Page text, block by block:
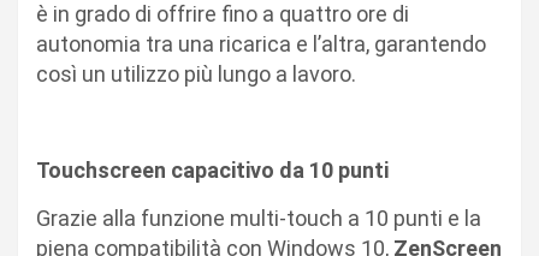
è in grado di offrire fino a quattro ore di
autonomia tra una ricarica e l’altra, garantendo
così un utilizzo più lungo a lavoro.
Touchscreen capacitivo da 10 punti
Grazie alla funzione multi-touch a 10 punti e la
piena compatibilità con Windows 10, ZenScreen